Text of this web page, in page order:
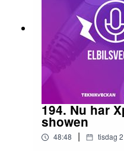
194. Nu har
showen
48:48 | tisdag